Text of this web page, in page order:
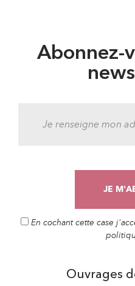
Abonnez-
En cochant cette case
Ouvrages